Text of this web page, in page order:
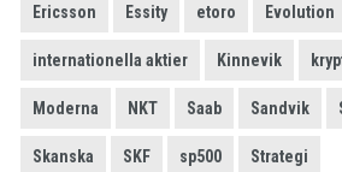
Ericsson Essity etoro Evolution
internationella aktier Kinnevik
Moderna NKT Saab Sandvik
Skanska SKF sp500 Strategi